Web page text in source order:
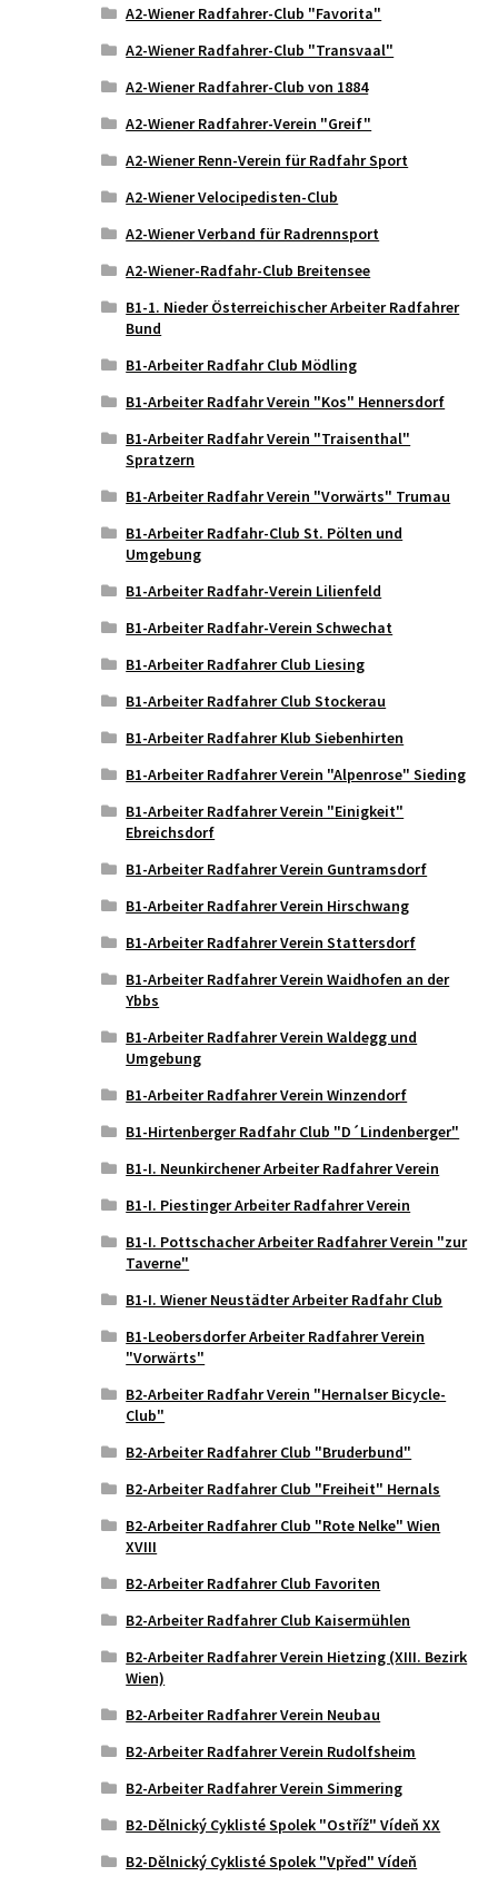
A2-Wiener Radfahrer-Club "Favorita"
A2-Wiener Radfahrer-Club "Transvaal"
A2-Wiener Radfahrer-Club von 1884
A2-Wiener Radfahrer-Verein "Greif"
A2-Wiener Renn-Verein für Radfahr Sport
A2-Wiener Velocipedisten-Club
A2-Wiener Verband für Radrennsport
A2-Wiener-Radfahr-Club Breitensee
B1-1. Nieder Österreichischer Arbeiter Radfahrer
Bund
B1-Arbeiter Radfahr Club Mödling
B1-Arbeiter Radfahr Verein "Kos" Hennersdorf
B1-Arbeiter Radfahr Verein "Traisenthal"
Spratzern
B1-Arbeiter Radfahr Verein "Vorwärts" Trumau
B1-Arbeiter Radfahr-Club St. Pölten und
Umgebung
B1-Arbeiter Radfahr-Verein Lilienfeld
B1-Arbeiter Radfahr-Verein Schwechat
B1-Arbeiter Radfahrer Club Liesing
B1-Arbeiter Radfahrer Club Stockerau
B1-Arbeiter Radfahrer Klub Siebenhirten
B1-Arbeiter Radfahrer Verein "Alpenrose" Sieding
B1-Arbeiter Radfahrer Verein "Einigkeit"
Ebreichsdorf
B1-Arbeiter Radfahrer Verein Guntramsdorf
B1-Arbeiter Radfahrer Verein Hirschwang
B1-Arbeiter Radfahrer Verein Stattersdorf
B1-Arbeiter Radfahrer Verein Waidhofen an der
Ybbs
B1-Arbeiter Radfahrer Verein Waldegg und
Umgebung
B1-Arbeiter Radfahrer Verein Winzendorf
B1-Hirtenberger Radfahr Club "D´Lindenberger"
B1-I. Neunkirchener Arbeiter Radfahrer Verein
B1-I. Piestinger Arbeiter Radfahrer Verein
B1-I. Pottschacher Arbeiter Radfahrer Verein "zur
Taverne"
B1-I. Wiener Neustädter Arbeiter Radfahr Club
B1-Leobersdorfer Arbeiter Radfahrer Verein
"Vorwärts"
B2-Arbeiter Radfahr Verein "Hernalser Bicycle-
Club"
B2-Arbeiter Radfahrer Club "Bruderbund"
B2-Arbeiter Radfahrer Club "Freiheit" Hernals
B2-Arbeiter Radfahrer Club "Rote Nelke" Wien
XVIII
B2-Arbeiter Radfahrer Club Favoriten
B2-Arbeiter Radfahrer Club Kaisermühlen
B2-Arbeiter Radfahrer Verein Hietzing (XIII. Bezirk
Wien)
B2-Arbeiter Radfahrer Verein Neubau
B2-Arbeiter Radfahrer Verein Rudolfsheim
B2-Arbeiter Radfahrer Verein Simmering
B2-Dělnický Cyklisté Spolek "Ostříž" Vídeň XX
B2-Dělnický Cyklisté Spolek "Vpřed" Vídeň